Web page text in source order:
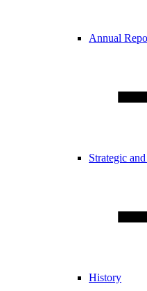
Annual
Strategic
History